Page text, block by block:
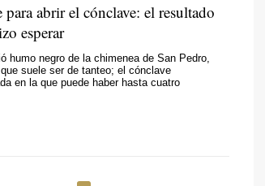
para abrir el cónclave: el resultado
esperar
humo negro de la chimenea de San Pedro,
suele ser de tanteo; el cónclave
en la que puede haber hasta cuatro